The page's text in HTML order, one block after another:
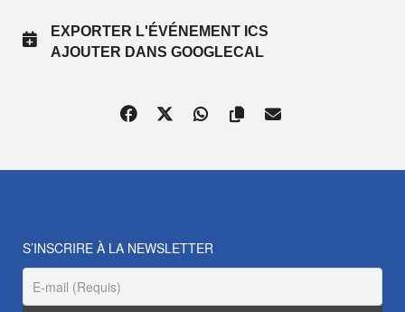
EXPORTER L'ÉVÉNEMENT ICS
AJOUTER DANS GOOGLECAL
S’INSCRIRE À LA NEWSLETTER